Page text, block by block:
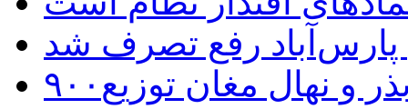
پارس‌آباد رفع تصرف شد
۹۰۰هزار اصله نهال توسط ایستگاه بذر و نهال مغان توزیع